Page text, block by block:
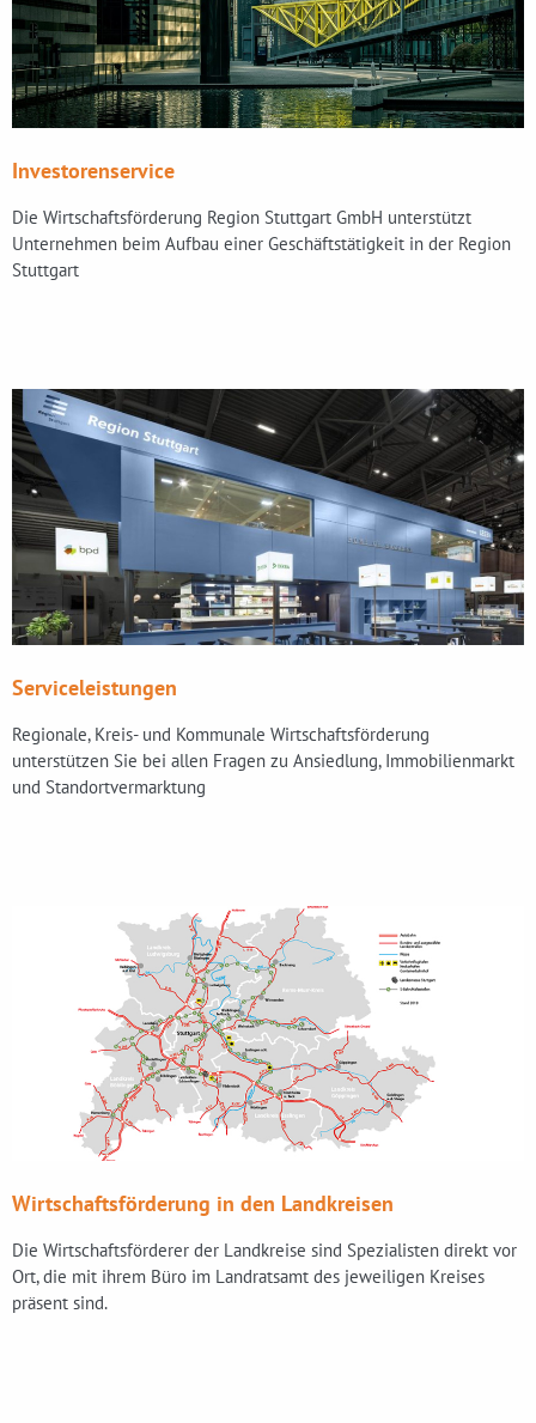
Investorenservice
Die Wirtschaftsförderung Region Stuttgart GmbH unterstützt
Unternehmen beim Aufbau einer Geschäftstätigkeit in der Region
Stuttgart
Serviceleistungen
Regionale, Kreis- und Kommunale Wirtschaftsförderung
unterstützen Sie bei allen Fragen zu Ansiedlung, Immobilienmarkt
und Standortvermarktung
Wirtschaftsförderung in den Landkreisen
Die Wirtschaftsförderer der Landkreise sind Spezialisten direkt vor
Ort, die mit ihrem Büro im Landratsamt des jeweiligen Kreises
präsent sind.